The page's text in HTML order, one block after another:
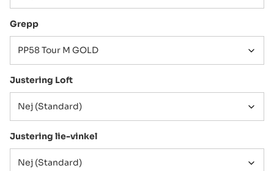
Grepp
Justering Loft
Justering lie-vinkel